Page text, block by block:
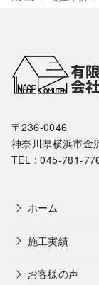
〒236-0046
神奈川県横浜市金
TEL : 045-781-
ホーム
施工実績
お客様の声